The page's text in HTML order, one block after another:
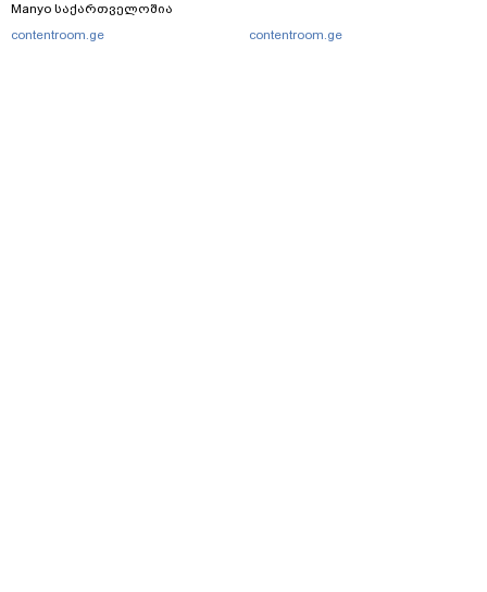
Manyo საქართველოშია
contentroom.ge
contentroom.ge